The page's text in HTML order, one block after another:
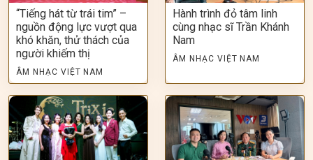
“Tiếng hát từ trái tim” –
nguồn động lực vượt qua
khó khăn, thử thách của
người khiếm thị
ÂM NHẠC VIỆT NAM
Hành trình đỏ tâm linh
cùng nhạc sĩ Trần Khánh
Nam
ÂM NHẠC VIỆT NAM